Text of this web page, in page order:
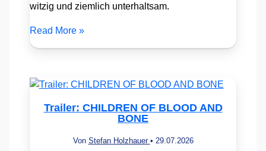
witzig und ziemlich unterhaltsam.
Read More »
Trailer: CHILDREN OF BLOOD AND
BONE
Von Stefan Holzhauer • 29.07.2026